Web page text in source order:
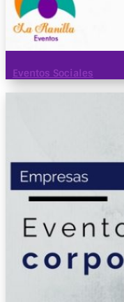
Eventos Sociales